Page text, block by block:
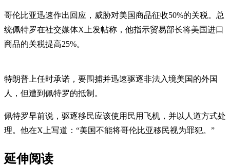
哥伦比亚迅速作出回应，威胁对美国商品征收50%的关税。总
统佩特罗在社交媒体X上发帖称，他指示贸易部长将美国进口
商品的关税提高25%。
特朗普上任时承诺，要围捕并迅速驱逐非法入境美国的外国
人，但遭到佩特罗的抵制。
佩特罗早前说，驱逐移民应该使用民用飞机，并以人道方式处
理。他在X上写道：“美国不能将哥伦比亚移民视为罪犯。”
延伸阅读